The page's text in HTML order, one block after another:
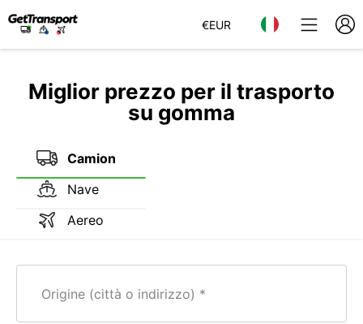
€EUR
Miglior prezzo per il trasporto
su gomma
Camion
Nave
Aereo
Origine (città o indirizzo)